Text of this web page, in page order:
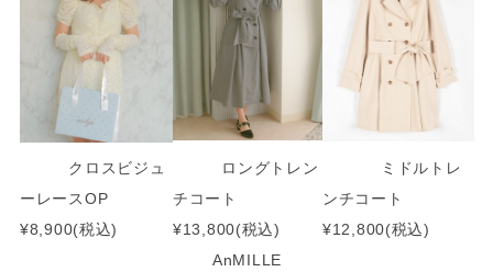
クロスビジュ
ーレースOP
¥8,900(税込)
ロングトレン
チコート
¥13,800(税込)
ミドルトレ
ンチコート
¥12,800(税込)
AnMILLE